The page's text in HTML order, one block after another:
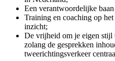
Een verantwoordelijke
Training en coaching op
inzicht;
De vrijheid om je eigen stijl
zolang de gesprekken
tweerichtingsverkeer